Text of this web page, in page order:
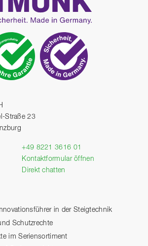
Straße 23
+49 8221 3616 01
Kontaktformular öffnen
Direkt chatten
in der Steigtechnik
Schutzrechte
im Seriensortiment